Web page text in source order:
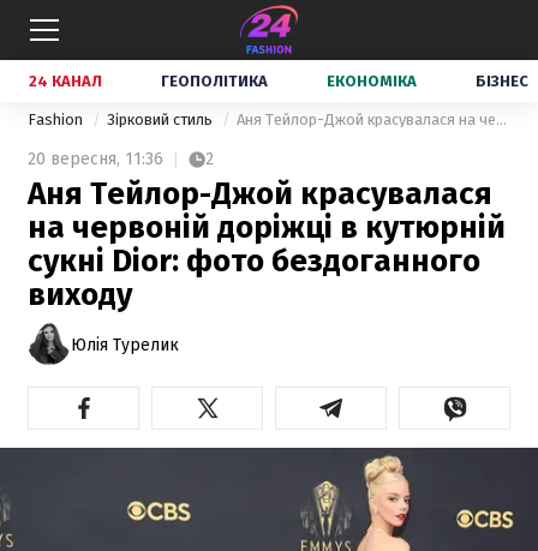
24 КАНАЛ ГЕОПОЛІТИКА ЕКОНОМІКА БІЗНЕС
Fashion Зірковий стиль Аня Тейлор-Джой красувалася на червоній доріжці в кутюрній сукні Dior: фото бездоганного виходу
20 вересня, 11:36 2
Аня Тейлор-Джой красувалася
на червоній доріжці в кутюрній
сукні Dior: фото бездоганного
виходу
Юлія Турелик